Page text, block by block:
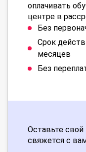
оплачивать
центре в
Без
Срок
месяцев
Без
Оставьте
свяжется с